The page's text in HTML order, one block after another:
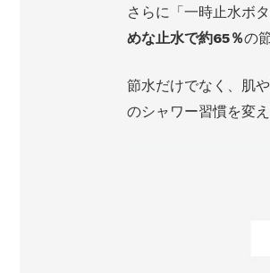
さらに「一時止水ボ
めな止水で約65％の
節水だけでなく、肌
のシャワー習慣を変